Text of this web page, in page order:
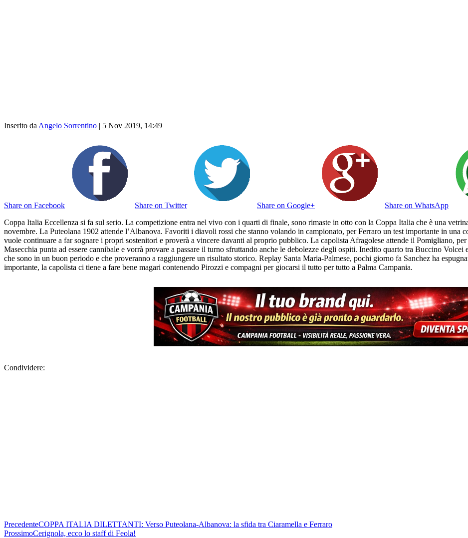
Inserito da Angelo Sorrentino | 5 Nov 2019, 14:49
Share on Facebook Share on Twitter Share on Google+
Share on WhatsApp
Coppa Italia Eccellenza si fa sul serio. La competizione entra nel vivo con i quarti di finale, sono rimaste in otto con la Coppa Italia che è una
novembre. La Puteolana 1902 attende l’Albanova. Favoriti i diavoli rossi che stanno volando in campionato, per Ferraro un test importante in una
vuole continuare a far sognare i propri sostenitori e proverà a vincere davanti al proprio pubblico. La capolista Afragolese attende il Pomigliano,
Masecchia punta ad essere cannibale e vorrà provare a passare il turno sfruttando anche le debolezze degli ospiti. Inedito quarto tra Buccino
che sono in un buon periodo e che proveranno a raggiungere un risultato storico. Replay Santa Maria-Palmese, pochi giorno fa Sanchez ha
importante, la capolista ci tiene a fare bene magari contenendo Pirozzi e compagni per giocarsi il tutto per tutto a Palma Campania.
Condividere:
PrecedenteCOPPA ITALIA DILETTANTI: Verso Puteolana-Albanova: la sfida tra Ciaramella e Ferraro
ProssimoCerignola, ecco lo staff di Feola!